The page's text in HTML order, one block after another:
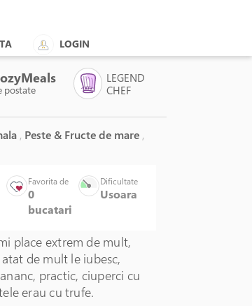
LOGIN
postate
LEGEND
CHEF
, Peste & Fructe de mare ,
Favorita de
0
bucatari
Dificultate
Usoara
place extrem de mult,
de mult le iubesc,
practic, ciuperci cu
erau cu trufe.